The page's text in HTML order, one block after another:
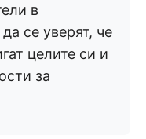
в
се уверят, че
целите си и
за